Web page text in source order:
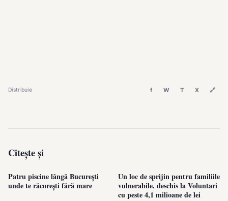
Distribuie f W T X 🔗
Citește și
Patru piscine lângă București
unde te răcorești fără mare
Un loc de sprijin pentru familiile
vulnerabile, deschis la Voluntari
cu peste 4,1 milioane de lei